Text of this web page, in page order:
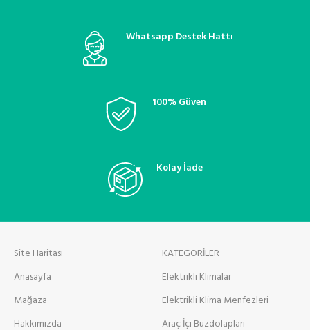
Whatsapp Destek Hattı
100% Güven
Kolay İade
Site Haritası
Anasayfa
Mağaza
Hakkımızda
KATEGORİLER
Elektrikli Klimalar
Elektrikli Klima Menfezleri
Araç İçi Buzdolapları